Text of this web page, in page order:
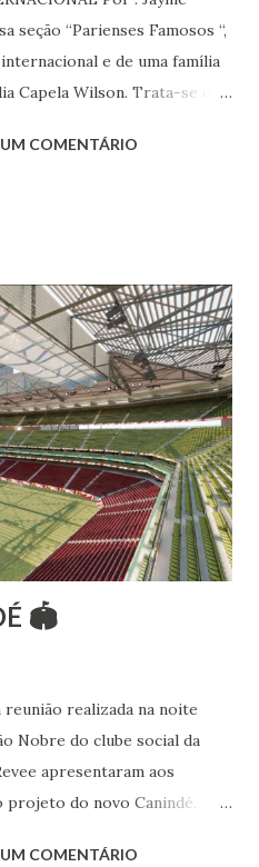
seção “Parienses Famosos “,
e de uma família
Capela Wilson. Trata-se da
site : Bailarina e professora
seus estudos neste estilo
vivência das danças
Banjara, Ghoomar, Chair).
de dança. Dedica-se há
danças étnicas, em especial
Iniciou seus estudos de
1982) no balé clássico,
co...
COMENTÁRIO
🏟
realizada na noite
Nobre do clube social da
apresentaram aos
projeto do novo Canindé.
COMENTÁRIO